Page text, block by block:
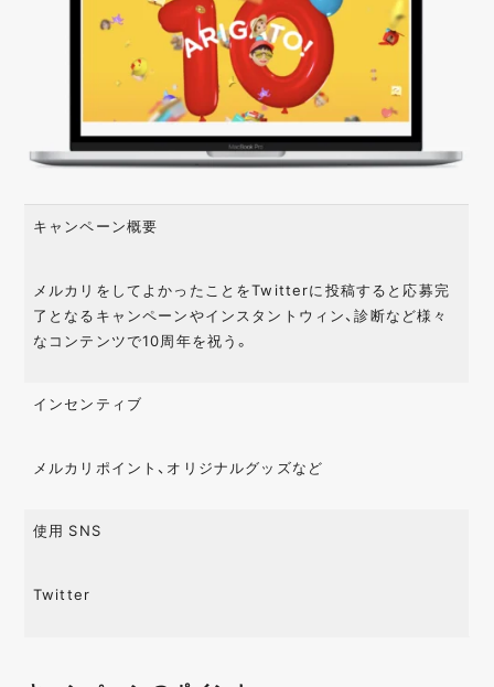
キャンペーン概要
メルカリをしてよかったことをTwitterに投稿すると応募完
了となるキャンペーンやインスタントウィン、診断など様々
なコンテンツで10周年を祝う。
インセンティブ
メルカリポイント、オリジナルグッズなど
使用 SNS
Twitter